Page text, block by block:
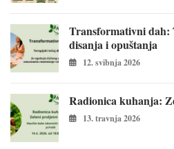
Transformativni dah:
disanja i opuštanja
12. svibnja 2026
Radionica kuhanja:
13. travnja 2026